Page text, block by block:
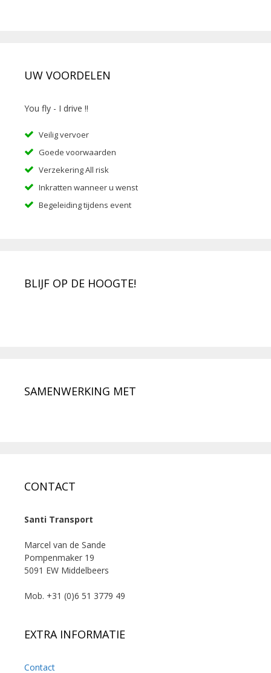
UW VOORDELEN
You fly - I drive !!
Veilig vervoer
Goede voorwaarden
Verzekering All risk
Inkratten wanneer u wenst
Begeleiding tijdens event
BLIJF OP DE HOOGTE!
SAMENWERKING MET
CONTACT
Santi Transport
Marcel van de Sande
Pompenmaker 19
5091 EW Middelbeers
Mob. +31 (0)6 51 3779 49
EXTRA INFORMATIE
Contact